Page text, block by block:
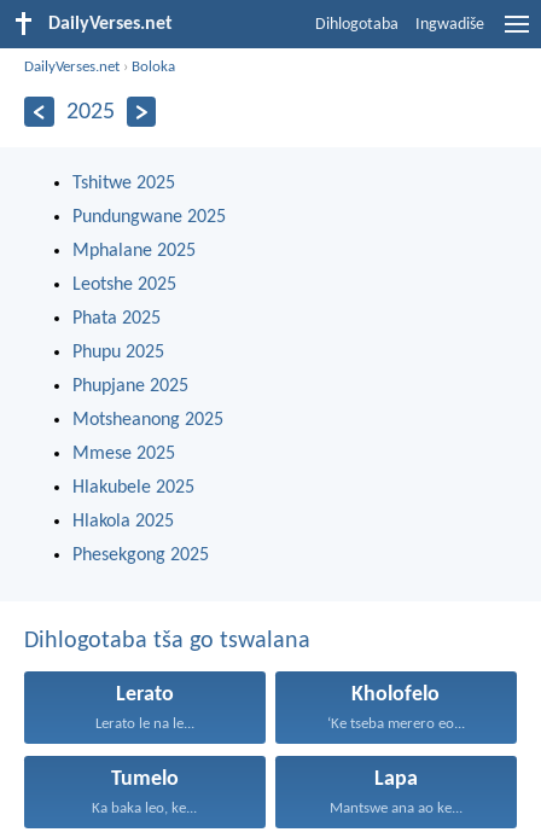
DailyVerses.net Dihlogotaba Ingwadiše
DailyVerses.net › Boloka
2025
Tshitwe 2025
Pundungwane 2025
Mphalane 2025
Leotshe 2025
Phata 2025
Phupu 2025
Phupjane 2025
Motsheanong 2025
Mmese 2025
Hlakubele 2025
Hlakola 2025
Phesekgong 2025
Dihlogotaba tša go tswalana
Lerato
Lerato le na le...
Kholofelo
‘Ke tseba merero eo...
Tumelo
Ka baka leo, ke...
Lapa
Mantswe ana ao ke...